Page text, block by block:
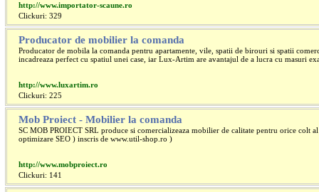
http://www.importator-scaune.ro
Clickuri: 329
Producator de mobilier la comanda
Producator de mobila la comanda pentru apartamente, vile, spatii de birouri si spatii
incadreaza perfect cu spatiul unei case, iar Lux-Artim are avantajul de a lucra cu masuri
http://www.luxartim.ro
Clickuri: 225
Mob Proiect - Mobilier la comanda
SC MOB PROIECT SRL produce si comercializeaza mobilier de calitate pentru orice colt
optimizare SEO ) inscris de www.util-shop.ro )
http://www.mobproiect.ro
Clickuri: 141